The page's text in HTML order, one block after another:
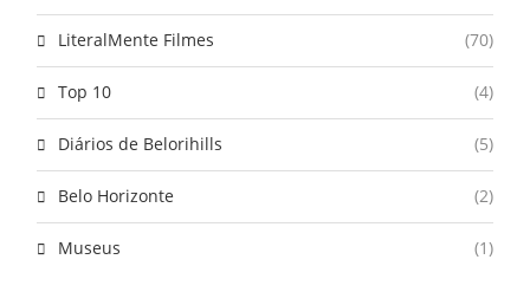
LiteralMente Filmes (70)
Top 10 (4)
Diários de Belorihills (5)
Belo Horizonte (2)
Museus (1)